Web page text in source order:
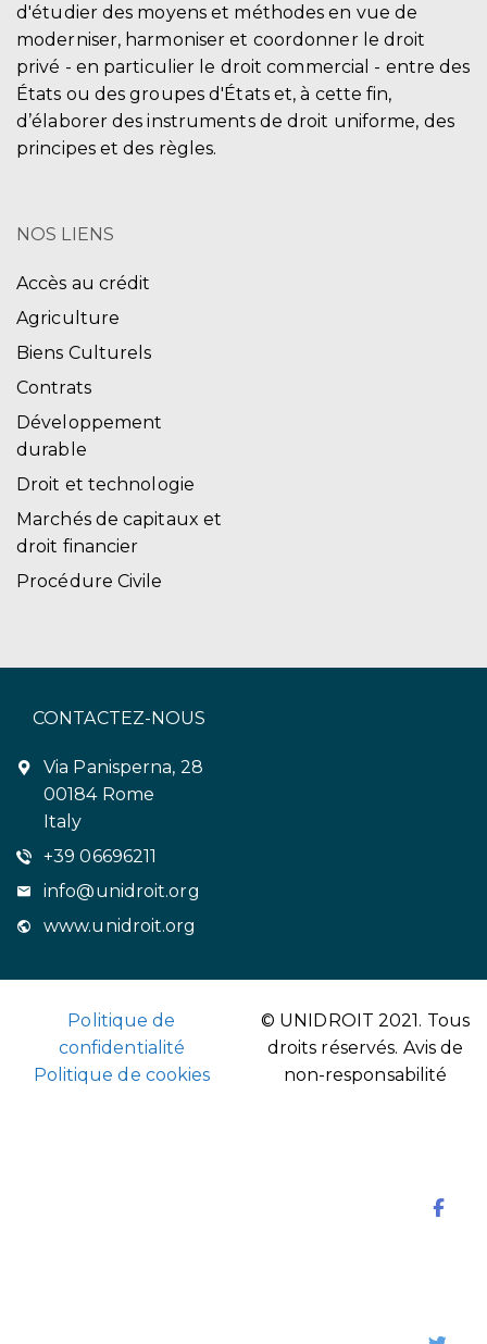
d'étudier des moyens et méthodes en vue de
moderniser, harmoniser et coordonner le droit
privé - en particulier le droit commercial - entre des
États ou des groupes d'États et, à cette fin,
d’élaborer des instruments de droit uniforme, des
principes et des règles.
NOS LIENS
Accès au crédit
Agriculture
Biens Culturels
Contrats
Développement
durable
Droit et technologie
Marchés de capitaux et
droit financier
Procédure Civile
CONTACTEZ-NOUS
Via Panisperna, 28
00184 Rome
Italy
+39 06696211
info@unidroit.org
www.unidroit.org
Politique de
confidentialité
Politique de cookies
© UNIDROIT 2021. Tous
droits réservés. Avis de
non-responsabilité